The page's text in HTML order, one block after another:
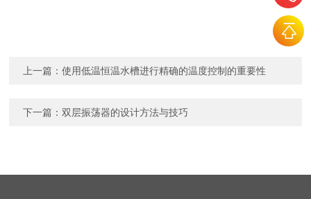
上一篇：使用低温恒温水槽进行精确的温度控制的重要性
下一篇：双层振荡器的设计方法与技巧